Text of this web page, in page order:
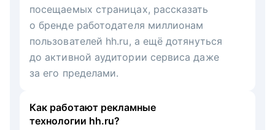
посещаемых страницах, рассказать
о бренде работодателя миллионам
пользователей hh.ru, а ещё дотянуться
до активной аудитории сервиса даже
за его пределами.
Как работают рекламные
технологии hh.ru?